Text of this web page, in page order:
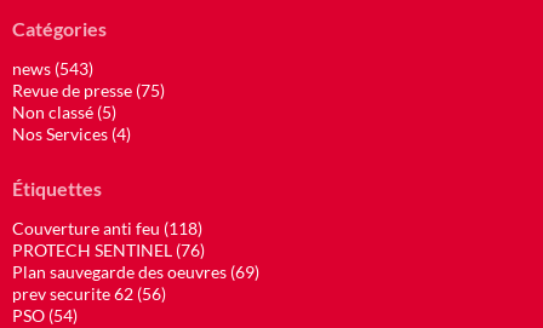
Catégories
news (543)
Revue de presse (75)
Non classé (5)
Nos Services (4)
Étiquettes
Couverture anti feu (118)
PROTECH SENTINEL (76)
Plan sauvegarde des oeuvres (69)
prev securite 62 (56)
PSO (54)